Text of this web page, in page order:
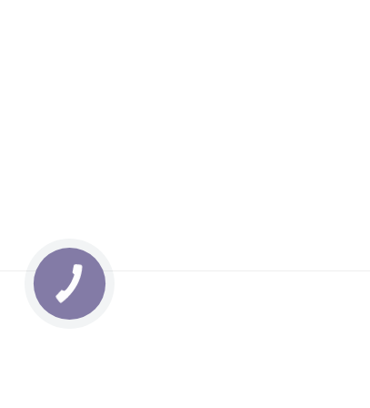
КНОПКА
ЗВ'ЯЗКУ